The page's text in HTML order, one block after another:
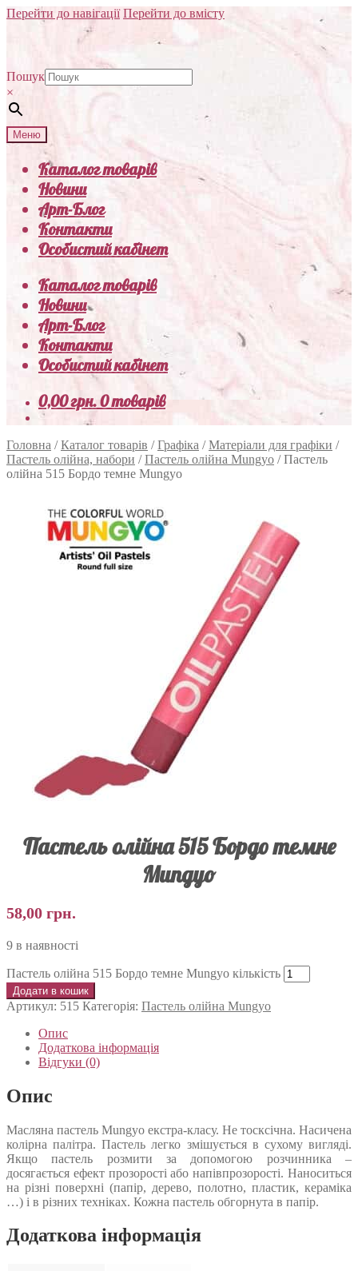
Перейти до навігації Перейти до вмісту
Пошук
×
Меню
Каталог товарів
Новини
Арт-Блог
Контакти
Особистий кабінет
Каталог товарів
Новини
Арт-Блог
Контакти
Особистий кабінет
0,00грн.0 товарів
Головна /Каталог товарів /Графіка /Матеріали для графіки /
Пастель олійна, набори /Пастель олійна Mungyo /Пастель
олійна 515 Бордо темне Mungyo
Пастель олійна 515 Бордо темне
Mungyo
58,00 грн.
9 в наявності
Пастель олійна 515 Бордо темне Mungyo кількість
Додати в кошик
Артикул: 515 Категорія: Пастель олійна Mungyo
Опис
Додаткова інформація
Відгуки (0)
Опис
Масляна пастель Mungyo екстра-класу. Не тосксічна. Насичена
колірна палітра. Пастель легко змішується в сухому вигляді.
Якщо пастель розмити за допомогою розчинника –
досягається ефект прозорості або напівпрозорості. Наноситься
на різні поверхні (папір, дерево, полотно, пластик, кераміка
…) і в різних техніках. Кожна пастель обгорнута в папір.
Додаткова інформація